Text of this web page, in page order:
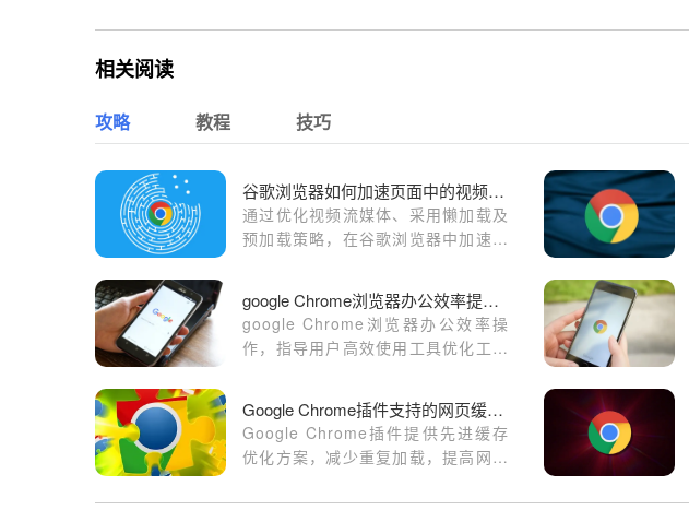
相关阅读
攻略 教程 技巧
谷歌浏览器如何加速页面中的视频文件加载
通过优化视频流媒体、采用懒加载及
预加载策略，在谷歌浏览器中加速页
google Chrome浏览器办公效率提升操作
google Chrome浏览器办公效率操
作，指导用户高效使用工具优化工作
性。
Google Chrome插件支持的网页缓存优化方案
Google Chrome插件提供先进缓存
优化方案，减少重复加载，提高网页